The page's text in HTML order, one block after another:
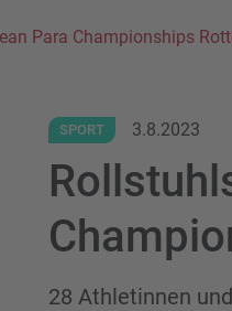
Para Championships
SPORT 3.8.2023
28 Athletinnen